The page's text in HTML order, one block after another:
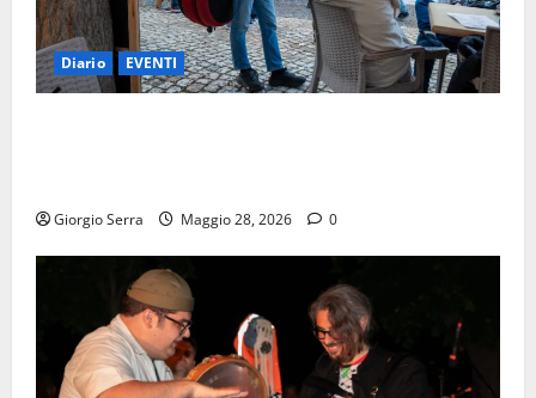
Diario EVENTI
Giorgio Serra Maggio 28, 2026 0